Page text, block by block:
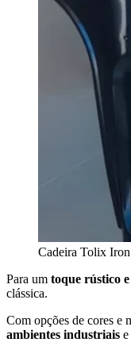
Cadeira Tolix Iron
Para um toque rústico
clássica.
Com opções de cores e
ambientes industriais